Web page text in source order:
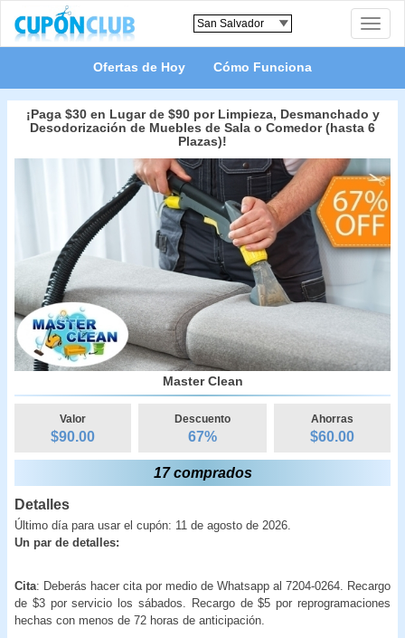
Toggle
Ofertas de Hoy Cómo Funciona
¡Paga $30 en Lugar de $90 por Limpieza, Desmanchado y
Desodorización de Muebles de Sala o Comedor (hasta 6
Plazas)!
Master Clean
Valor
$90.00
Descuento
67%
Ahorras
$60.00
17 comprados
Detalles
Último día para usar el cupón: 11 de agosto de 2026.
Un par de detalles:
Cita: Deberás hacer cita por medio de Whatsapp al 7204-0264. Recargo
de $3 por servicio los sábados. Recargo de $5 por reprogramaciones
hechas con menos de 72 horas de anticipación.